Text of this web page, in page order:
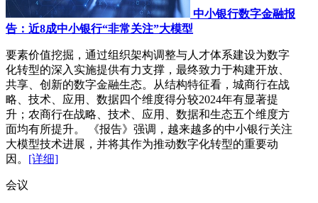
中小银行数字金融报
告：近8成中小银行“非常关注”大模型
要素价值挖掘，通过组织架构调整与人才体系建设为数字
化转型的深入实施提供有力支撑，最终致力于构建开放、
共享、创新的数字金融生态。从结构特征看，城商行在战
略、技术、应用、数据四个维度得分较2024年有显著提
升；农商行在战略、技术、应用、数据和生态五个维度方
面均有所提升。 《报告》强调，越来越多的中小银行关注
大模型技术进展，并将其作为推动数字化转型的重要动
因。 [详细]
会议